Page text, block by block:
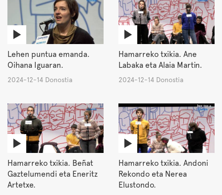
Lehen puntua emanda.
Oihana Iguaran.
2024-12-14 Donostia
Hamarreko txikia. Ane
Labaka eta Alaia Martin.
2024-12-14 Donostia
Hamarreko txikia. Beñat
Gaztelumendi eta Eneritz
Artetxe.
Hamarreko txikia. Andoni
Rekondo eta Nerea
Elustondo.